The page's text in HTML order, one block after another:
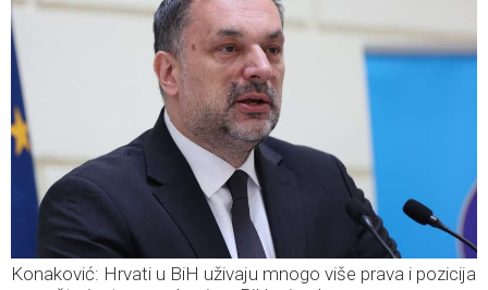
Konaković: Hrvati u BiH uživaju mnogo više prava i pozicija